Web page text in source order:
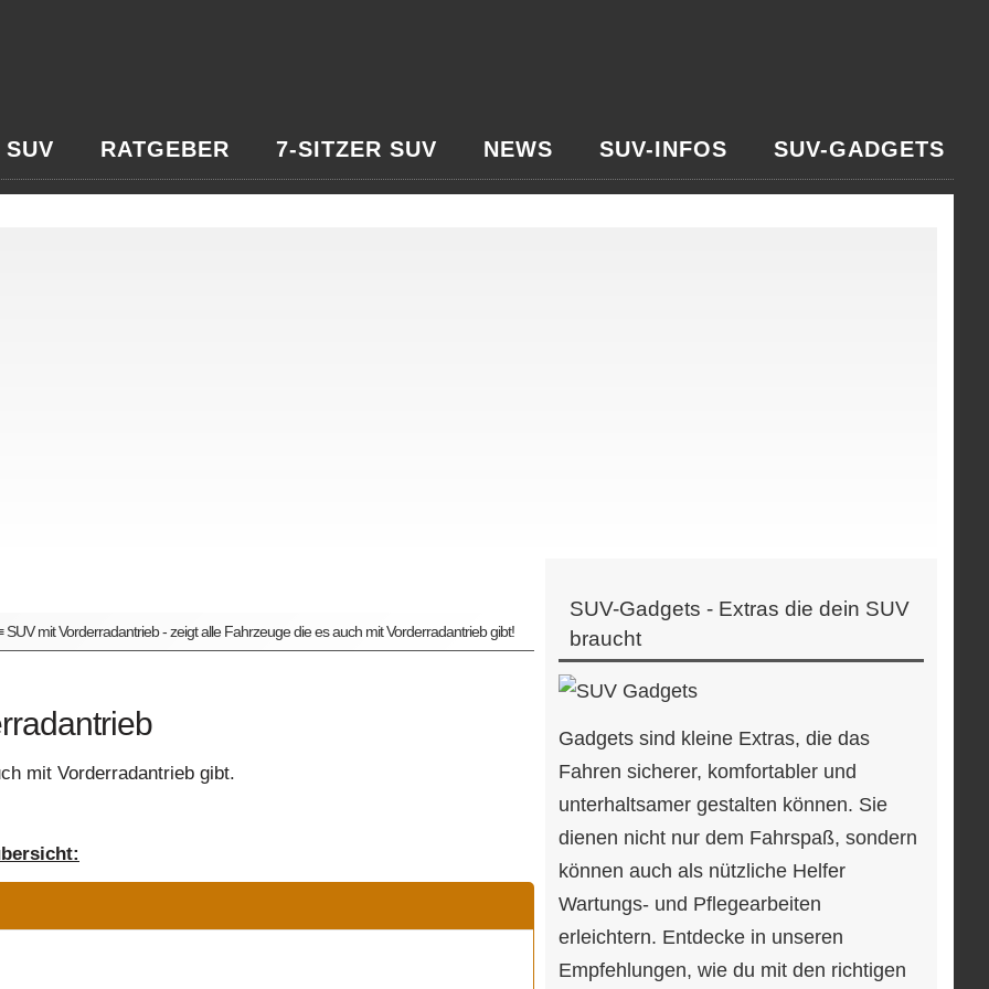
RATGEBER 7-SITZER SUV NEWS SUV-INFOS SUV-GADGETS
SUV mit Vorderradantrieb - zeigt alle Fahrzeuge die es auch mit Vorderradantrieb gibt!
mit Vorderradantrieb gibt.
SUV-Gadgets - Extras die dein SUV
braucht
Gadgets sind kleine Extras, die das
Fahren sicherer, komfortabler und
unterhaltsamer gestalten können. Sie
dienen nicht nur dem Fahrspaß, sondern
können auch als nützliche Helfer
Wartungs- und Pflegearbeiten
erleichtern. Entdecke in unseren
Empfehlungen, wie du mit den richtigen